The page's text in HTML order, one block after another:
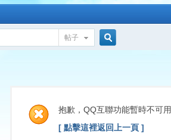
帖子
索
抱歉，QQ互聯功能暫時不可用
[ 點擊這裡返回上一頁 ]